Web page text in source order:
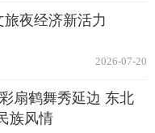
夜经济新活力
2026-07-20
扇鹤舞秀延边 东北
族风情